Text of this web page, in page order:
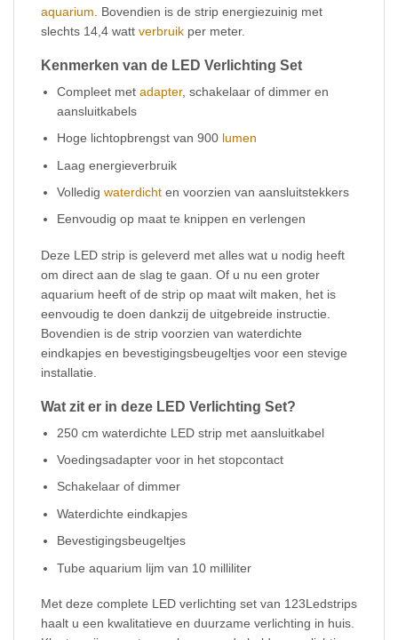
aquarium . Bovendien is de strip energiezuinig met
slechts 14,4 watt verbruik per meter.
Kenmerken van de LED Verlichting Set
Compleet metadapter, schakelaar of dimmer en
aansluitkabels
Hoge lichtopbrengst van 900 lumen
Laag energieverbruik
Volledigwaterdicht en voorzien van aansluitstekkers
Eenvoudig op maat te knippen en verlengen
Deze LED strip is geleverd met alles wat u nodig heeft
om direct aan de slag te gaan. Of u nu een groter
aquarium heeft of de strip op maat wilt maken, het is
eenvoudig te doen dankzij de uitgebreide instructie.
Bovendien is de strip voorzien van waterdichte
eindkapjes en bevestigingsbeugeltjes voor een stevige
installatie.
Wat zit er in deze LED Verlichting Set?
250 cm waterdichte LED strip met aansluitkabel
Voedingsadapter voor in het stopcontact
Schakelaar of dimmer
Waterdichte eindkapjes
Bevestigingsbeugeltjes
Tube aquarium lijm van 10 milliliter
Met deze complete LED verlichting set van 123Ledstrips
haalt u een kwalitatieve en duurzame verlichting in huis.